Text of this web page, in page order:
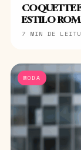
COQUETTE
ESTILO
7 MIN DE
MODA